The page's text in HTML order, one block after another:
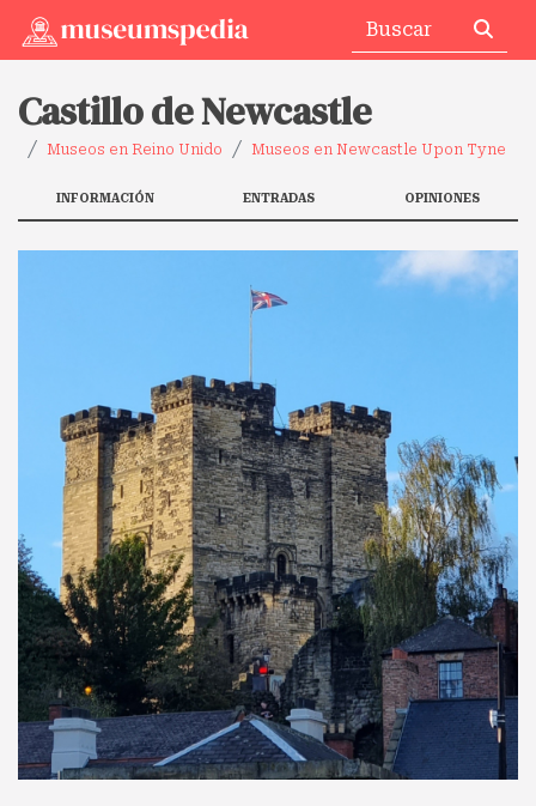
Castillo de Newcastle
Museos en Reino Unido Museos en Newcastle Upon Tyne
INFORMACIÓN ENTRADAS OPINIONES